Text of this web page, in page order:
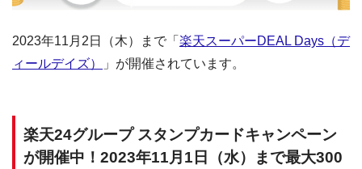
2023年11月2日（木）まで「 楽天スーパーDEAL Days（デ
ィールデイズ）
」が開催されています。
楽天24グループ スタンプカードキャンペーン
が開催中！2023年11月1日（水）まで最大300